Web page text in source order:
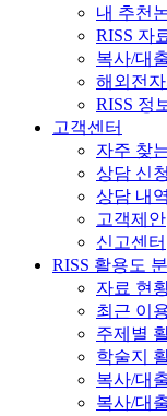
내 추천
RISS 자
복사/대
해외전
RISS 정
고객센터
자주 찾
상담 신청
상담 내
고객제안
신고센터
RISS 활용도
자료 현
최근 이
주제별
학술지
복사/대
복사/대